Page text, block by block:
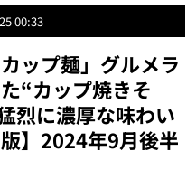
00:33
ップ麺」グルメラ
“カップ焼きそ
烈に濃厚な味わい
】2024年9月後半